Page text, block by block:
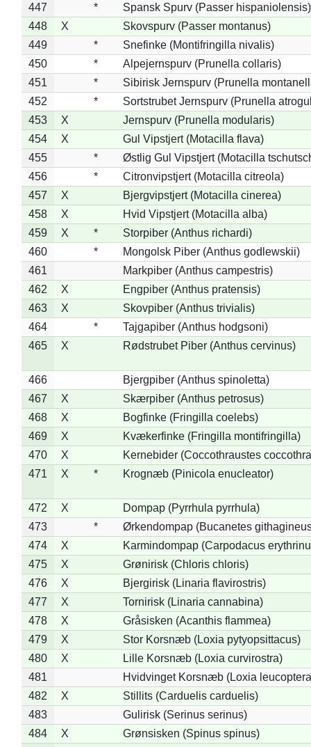
447
*
Spansk Spurv (Passer hispaniolensis)
448
X
Skovspurv (Passer montanus)
449
*
Snefinke (Montifringilla nivalis)
450
*
Alpejernspurv (Prunella collaris)
451
*
Sibirisk Jernspurv (Prunella
452
*
Sortstrubet Jernspurv (Prunella
453
X
Jernspurv (Prunella modularis)
454
X
Gul Vipstjert (Motacilla flava)
455
*
Østlig Gul Vipstjert (Motacilla
456
*
Citronvipstjert (Motacilla citreola)
457
X
Bjergvipstjert (Motacilla cinerea)
458
X
Hvid Vipstjert (Motacilla alba)
459
X *
Storpiber (Anthus richardi)
460
*
Mongolsk Piber (Anthus godlewskii)
461
Markpiber (Anthus campestris)
462
X
Engpiber (Anthus pratensis)
463
X
Skovpiber (Anthus trivialis)
464
*
Tajgapiber (Anthus hodgsoni)
465
X Rødstrubet Piber (Anthus cervinus)
466
Bjergpiber (Anthus spinoletta)
467
X
Skærpiber (Anthus petrosus)
468
X
Bogfinke (Fringilla coelebs)
469
X
Kvækerfinke (Fringilla montifringilla)
470
X
Kernebider (Coccothraustes
471
X * Krognæb (Pinicola enucleator)
472 X
Dompap (Pyrrhula pyrrhula)
473
*
Ørkendompap (Bucanetes
474
X
Karmindompap (Carpodacus
475
X
Grønirisk (Chloris chloris)
476
X
Bjergirisk (Linaria flavirostris)
477
X
Tornirisk (Linaria cannabina)
478
X
Gråsisken (Acanthis flammea)
479
X
Stor Korsnæb (Loxia pytyopsittacus)
480
X
Lille Korsnæb (Loxia curvirostra)
481
Hvidvinget Korsnæb (Loxia
482
X
Stillits (Carduelis carduelis)
483
Gulirisk (Serinus serinus)
484
X
Grønsisken (Spinus spinus)